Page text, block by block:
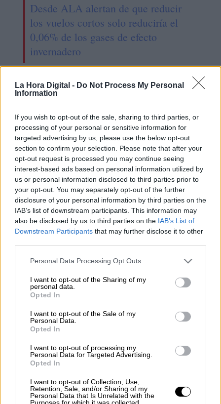
La Hora Digital - Do Not Process My Personal
Information
If you wish to opt-out of the sale, sharing to third parties, or
processing of your personal or sensitive information for
targeted advertising by us, please use the below opt-out
section to confirm your selection. Please note that after your
opt-out request is processed you may continue seeing
interest-based ads based on personal information utilized by
us or personal information disclosed to third parties prior to
your opt-out. You may separately opt-out of the further
disclosure of your personal information by third parties on the
IAB’s list of downstream participants. This information may
also be disclosed by us to third parties on the IAB’s List of
Downstream Participants that may further disclose it to other
Personal Data Processing Opt Outs
I want to opt-out of the Sharing of my
personal data.
Opted In
I want to opt-out of the Sale of my
Personal Data.
Opted In
I want to opt-out of processing my
Personal Data for Targeted Advertising.
Opted In
I want to opt-out of Collection, Use,
Retention, Sale, and/or Sharing of my
Personal Data that Is Unrelated with the
Purposes for which it was collected.
Desde ALA alertan de que reducir
los vuelos cortos solo reduciría el
0,06% de los gases de efecto
invernadero
Una nueva Estrategia para generar
valor
Los políticos, al diván